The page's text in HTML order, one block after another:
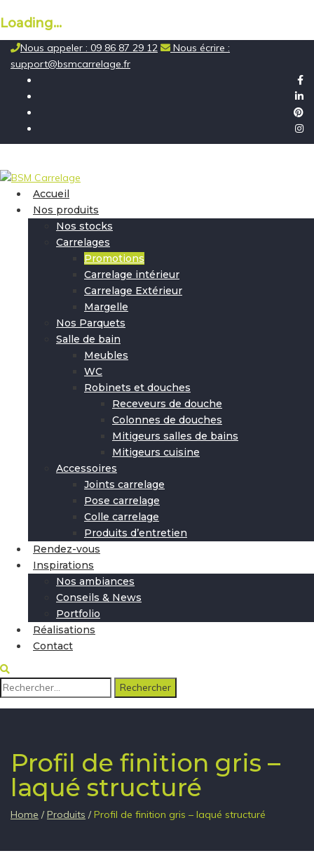
Loading...
Skip
content
Nous appeler : 09 86 87 29 12
Nous écrire :
support@bsmcarrelage.fr
Accueil
Nos produits
Nos stocks
Carrelages
Promotions
Carrelage intérieur
Carrelage Extérieur
Margelle
Nos Parquets
Salle de bain
Meubles
WC
Robinets et douches
Receveurs de douche
Colonnes de douches
Mitigeurs salles de bains
Mitigeurs cuisine
Accessoires
Joints carrelage
Pose carrelage
Colle carrelage
Produits d’entretien
Rendez-vous
Inspirations
Nos ambiances
Conseils & News
Portfolio
Réalisations
Contact
Rechercher :
Profil de finition gris –
laqué structuré
Home / Produits / Profil de finition gris – laqué structuré